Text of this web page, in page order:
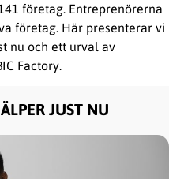
företag. Entreprenörerna
företag. Här presenterar vi
nu och ett urval av
Factory.
JUST NU